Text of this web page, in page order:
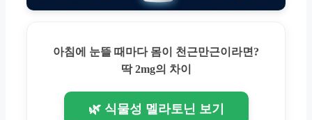
아침에 눈뜰 때마다 몸이 천근만근이라면?
딱 2mg의 차이
🌿 식물성 멜라토닌 보기